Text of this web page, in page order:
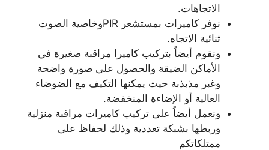
الاتجاهات.
نوفر كاميرات بمستشعر PIRوخاصية الصوت
ثنائية الاتجاه.
ونقوم أيضاً بتركيب كاميرا مراقبة صغيرة في
الأماكن الضيقة والحصول على صورة واضحة
وغبر مذبذبة حيث يمكنها التكيف مع الضوضاء
العالية أو الإضاءة المنخفضة.
ونعمل أيضاً على تركيب كاميرات مراقبة منزلية
وربطها بشبكة تعددية وذلك لحفاظ على
ممتلكاتكم